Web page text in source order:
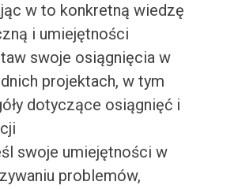
w to konkretną wiedzę
i umiejętności
swoje osiągnięcia w
projektach, w tym
dotyczące osiągnięć i
swoje umiejętności w
problemów,